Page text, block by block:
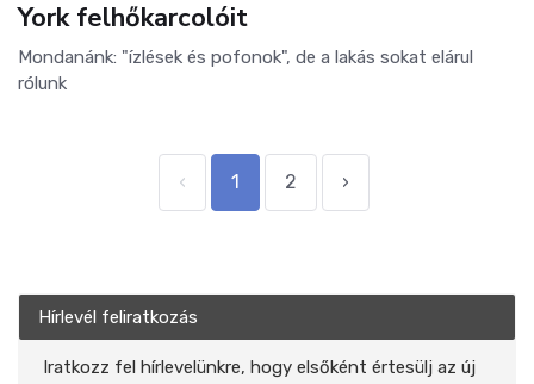
York felhőkarcolóit
Mondanánk: "ízlések és pofonok", de a lakás sokat elárul
rólunk
‹ 1 2 ›
Hírlevél feliratkozás
Iratkozz fel hírlevelünkre, hogy elsőként értesülj az új